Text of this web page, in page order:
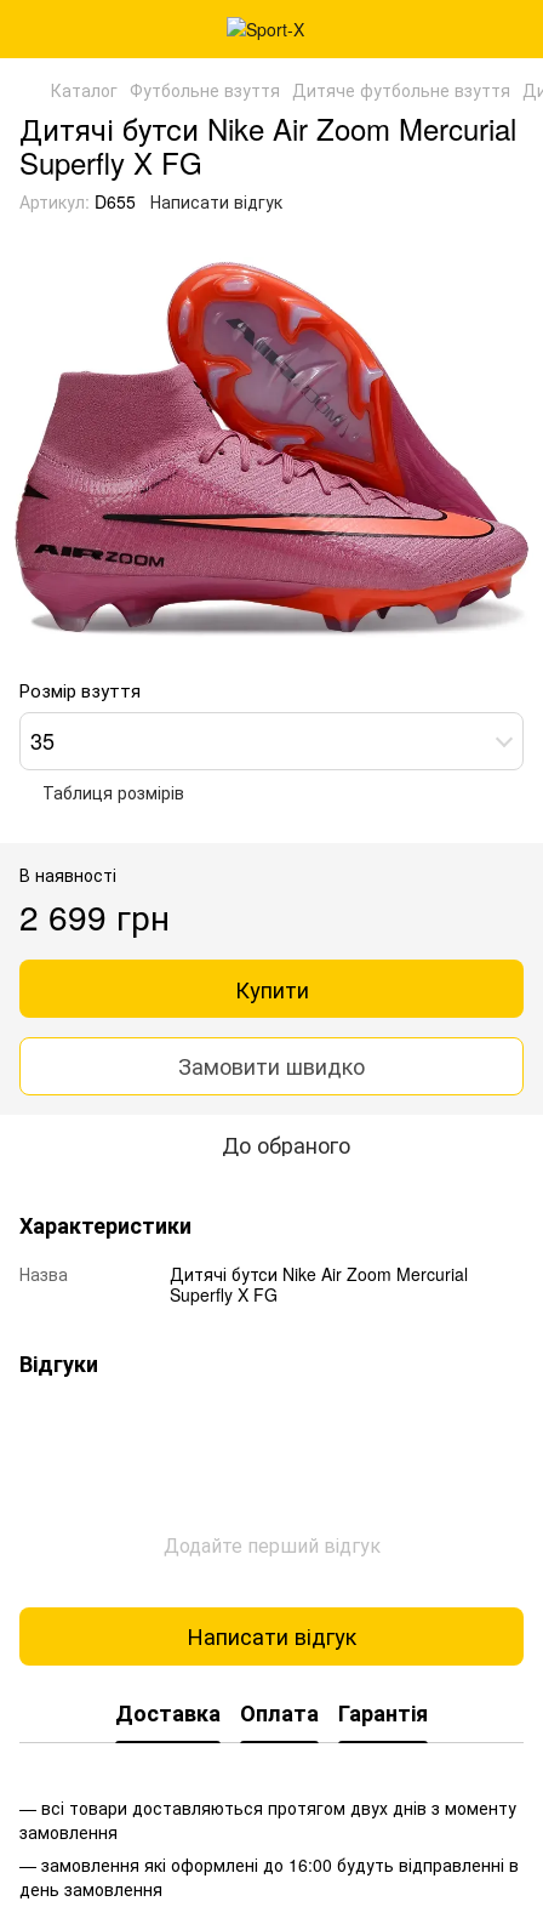
Каталог Футбольне взуття Дитяче футбольне взуття
Дитячі бутси Nike Air Zoom Mercurial
Superfly X FG
Артикул: D655 Написати відгук
Розмір взуття
35
Таблиця розмірів
В наявності
2 699 грн
Купити
Замовити швидко
До обраного
Характеристики
Назва
Дитячі бутси Nike Air Zoom Mercurial
Superfly X FG
Відгуки
Додайте перший відгук
Написати відгук
Доставка Оплата Гарантія
— всі товари доставляються протягом двух днів з моменту
замовлення
— замовлення які оформлені до 16:00 будуть відправленні в
день замовлення